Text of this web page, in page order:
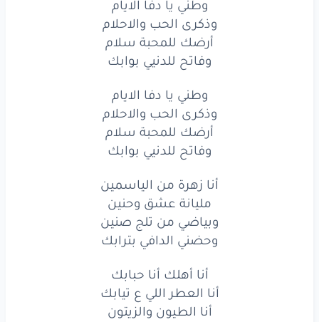
وطنييا دفاالايام
وذكرىالحبوالاحلام
أرضكللمحبة سلام
وفاتحللدنييبوابك
زهرة من الياسمين
وبياضيمن تلجصنين
وحضنيالدافيبترابك
أناأهلك أنا
العطراللي ع تيابك
وطني يا دفا الايام
وذكرى الحب والاحلام
أرضك للمحبة سلام
وفاتح للدنيي بوابك
وطني يا دفا الايام
وذكرى الحب والاحلام
أرضك للمحبة سلام
وفاتح للدنيي بوابك
أنا زهرة من الياسمين
مليانة عشق وحنين
وبياضي من تلج صنين
وحضني الدافي بترابك
أنا أهلك أنا حبابك
أنا العطر اللي ع تيابك
أنا الطيون والزيتون